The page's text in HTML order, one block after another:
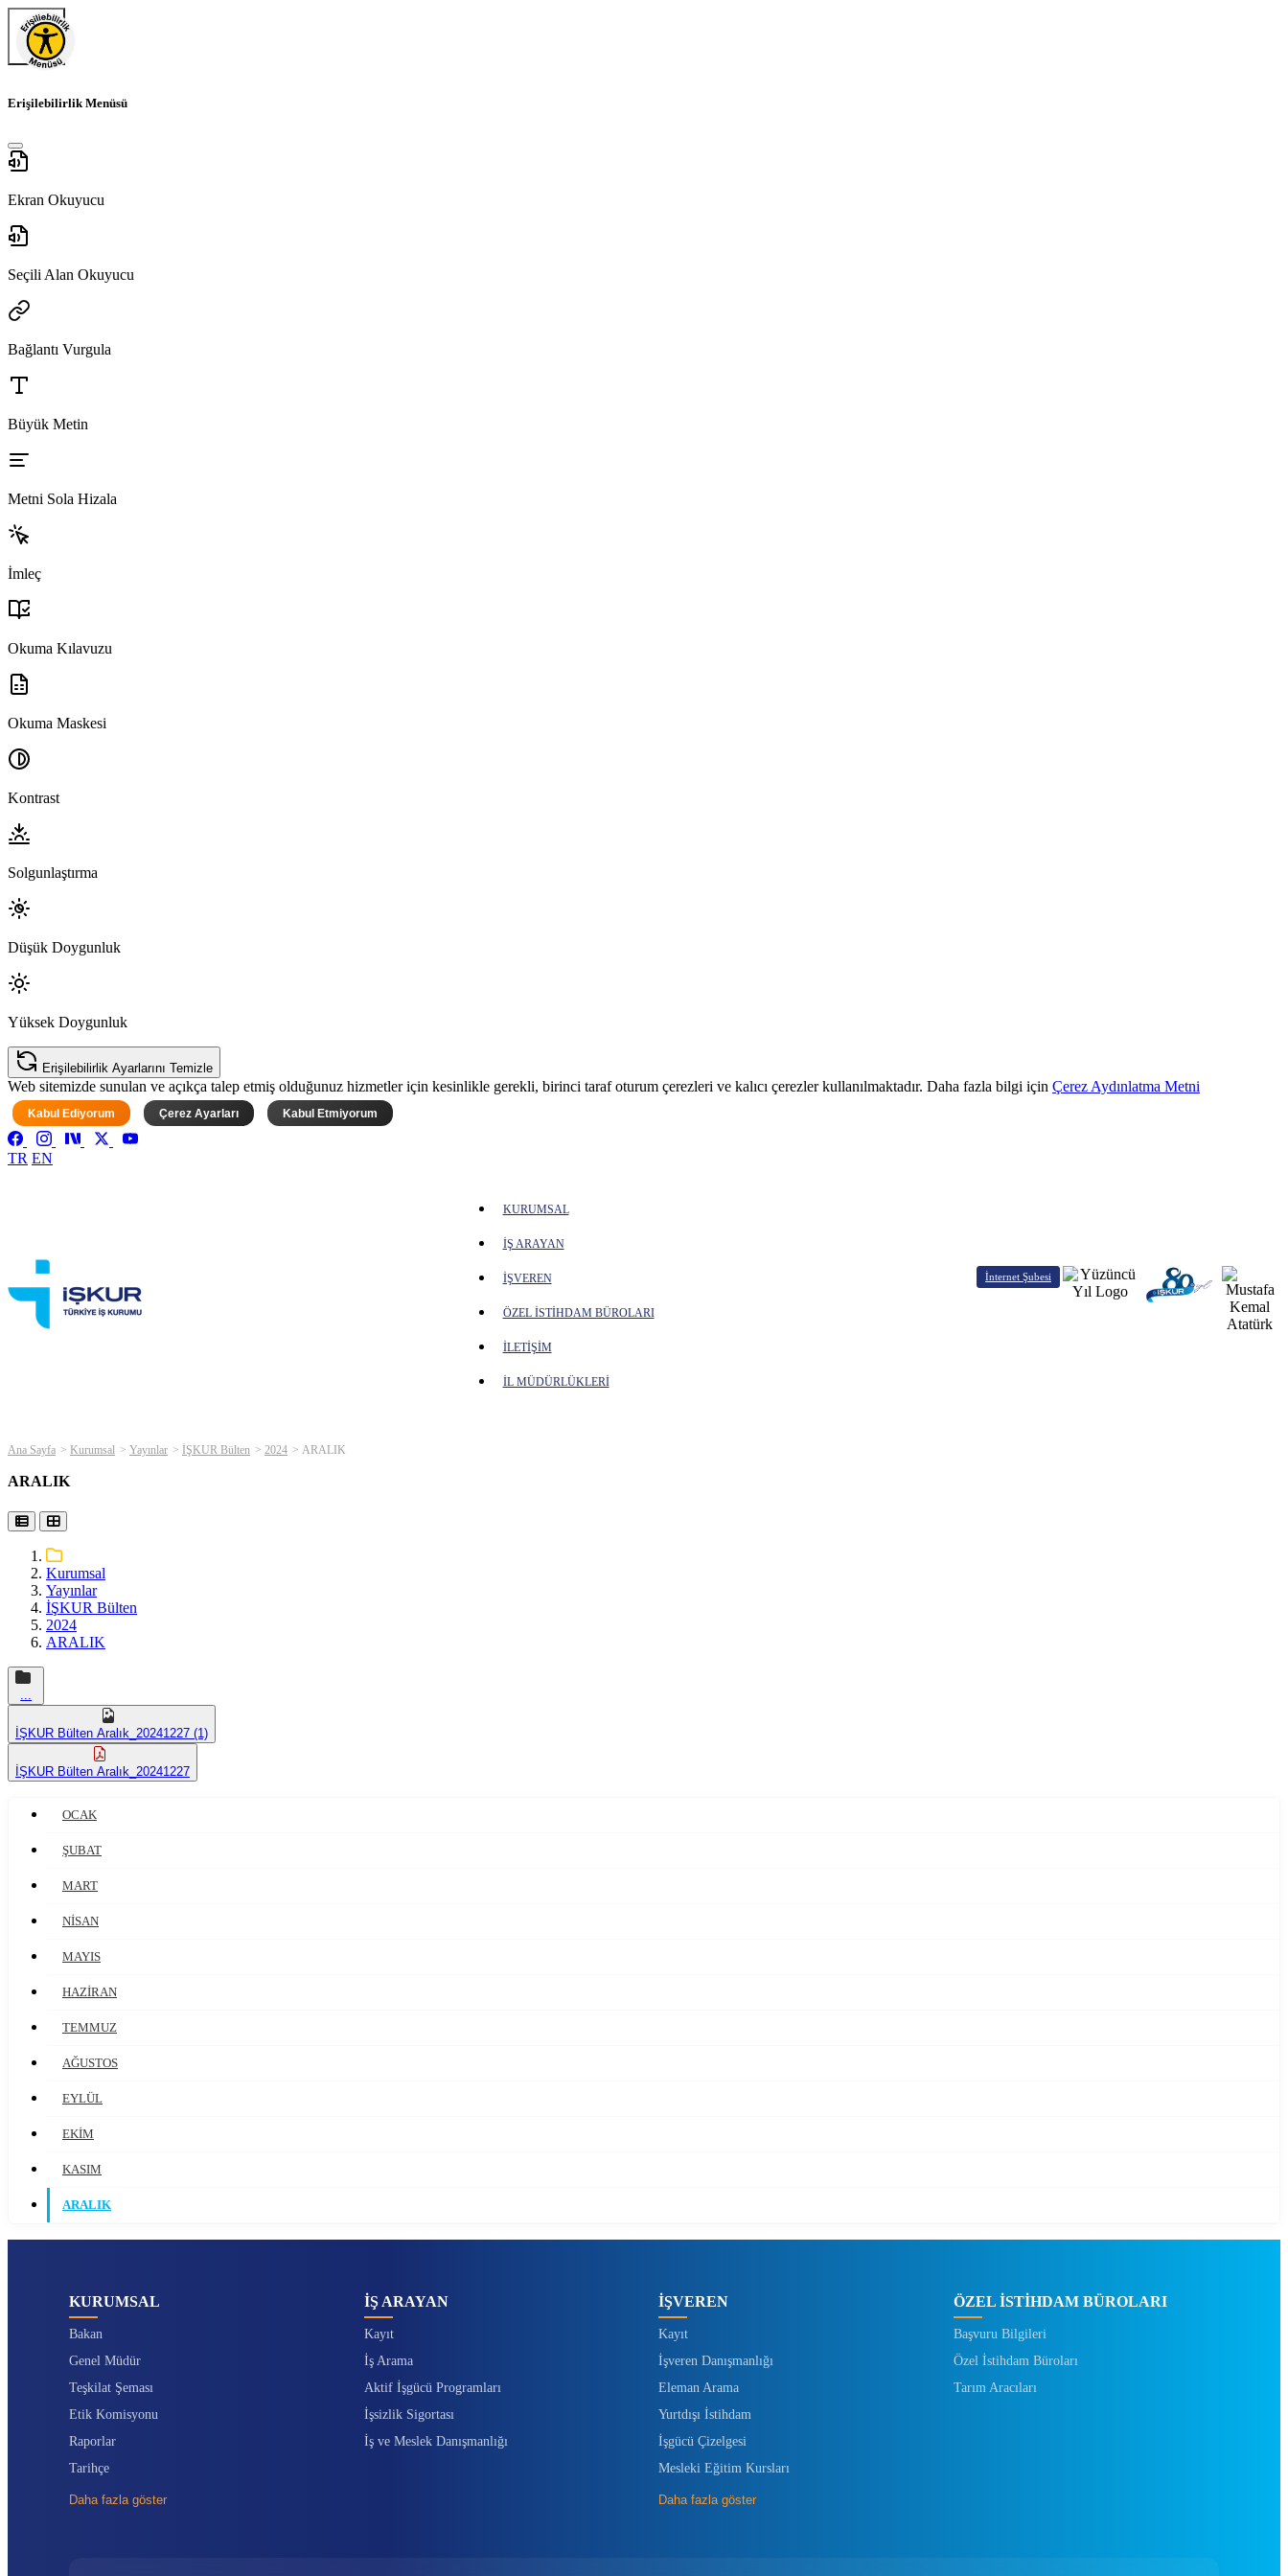
Erişilebilirlik Menüsü
Ekran Okuyucu
Seçili Alan Okuyucu
Bağlantı Vurgula
Büyük Metin
Metni Sola Hizala
İmleç
Okuma Kılavuzu
Okuma Maskesi
Kontrast
Solgunlaştırma
Düşük Doygunluk
Yüksek Doygunluk
Erişilebilirlik Ayarlarını Temizle
Web sitemizde sunulan ve açıkça talep etmiş olduğunuz hizmetler için kesinlikle gerekli, birinci taraf oturum çerezleri ve kalıcı çerezler kullanılmaktadır. Daha fazla bilgi için Çerez Aydınlatma Metni
Kabul Ediyorum Çerez Ayarları Kabul Etmiyorum
TR EN
KURUMSAL
İŞ ARAYAN
İŞVEREN
ÖZEL İSTİHDAM BÜROLARI
İLETİŞİM
İL MÜDÜRLÜKLERİ
İnternet Şubesi
Ana Sayfa Kurumsal Yayınlar İŞKUR Bülten 2024 ARALIK
ARALIK
Kurumsal
Yayınlar
İŞKUR Bülten
2024
ARALIK
İŞKUR Bülten Aralık_20241227 (1)
İŞKUR Bülten Aralık_20241227
OCAK
ŞUBAT
MART
NİSAN
MAYIS
HAZİRAN
TEMMUZ
AĞUSTOS
EYLÜL
EKİM
KASIM
ARALIK
KURUMSAL
Bakan
Genel Müdür
Teşkilat Şeması
Etik Komisyonu
Raporlar
Tarihçe
Daha fazla göster
İŞ ARAYAN
Kayıt
İş Arama
Aktif İşgücü Programları
İşsizlik Sigortası
İş ve Meslek Danışmanlığı
İŞVEREN
Kayıt
İşveren Danışmanlığı
Eleman Arama
Yurtdışı İstihdam
İşgücü Çizelgesi
Mesleki Eğitim Kursları
Daha fazla göster
ÖZEL İSTİHDAM BÜROLARI
Başvuru Bilgileri
Özel İstihdam Büroları
Tarım Aracıları